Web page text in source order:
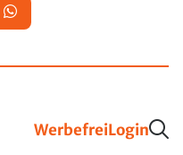
WerbefreiLogin